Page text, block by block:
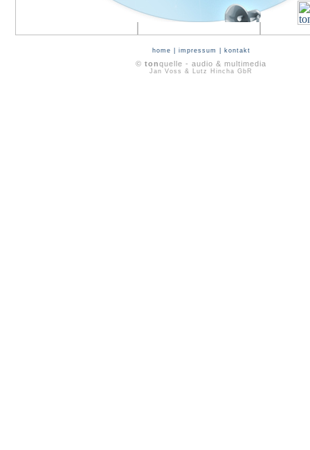
home impressum kontakt
© tonquelle - audio & multimedia
Jan Voss & Lutz Hincha GbR